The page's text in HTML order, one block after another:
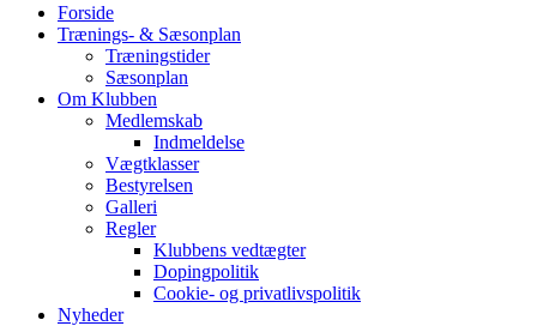
Forside
Trænings- & Sæsonplan
Træningstider
Sæsonplan
Om Klubben
Medlemskab
Indmeldelse
Vægtklasser
Bestyrelsen
Galleri
Regler
Klubbens vedtægter
Dopingpolitik
Cookie- og privatlivspolitik
Nyheder